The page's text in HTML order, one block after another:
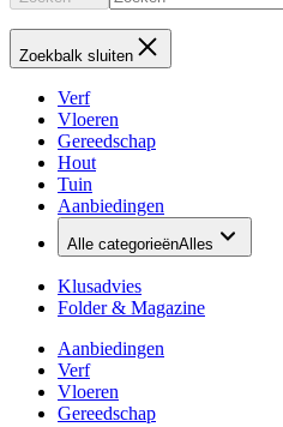
Zoekbalk sluiten
Verf
Vloeren
Gereedschap
Hout
Tuin
Aanbiedingen
Alle categorieënAlles
Klusadvies
Folder & Magazine
Aanbiedingen
Verf
Vloeren
Gereedschap